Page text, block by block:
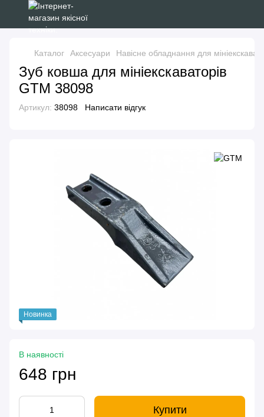
Каталог Аксесуари Навісне обладнання для
Зуб ковша для мініекскаваторів
GTM 38098
Артикул: 38098 Написати відгук
Новинка
В наявності
648 грн
Купити